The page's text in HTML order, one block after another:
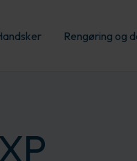
Rengøring og